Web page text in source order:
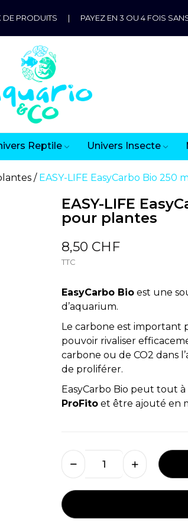
DE PRODUITS | PAYEZ EN 3 OU 4 FOIS
Reptile Univers Insecte
EASY-LIFE EasyCarbo Bio
EASY-LIFE
pour plantes
8,50 CHF
TTC
EasyCarbo Bio est une
d’aquarium.
Le carbone est important
pouvoir rivaliser
carbone ou de CO2 dans
de proliférer.
EasyCarbo Bio peut tout
ProFito et être ajouté en